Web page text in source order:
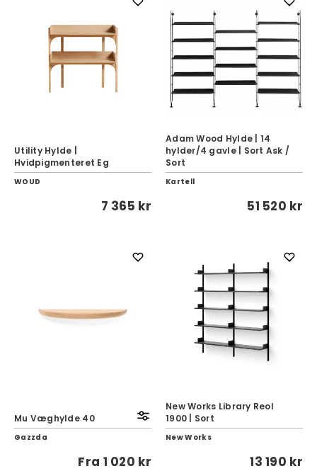
Utility Hylde |
Hvidpigmenteret Eg
WOUD
7 365 kr
Adam Wood Hylde | 14
hylder/4 gavle | Sort Ask /
Sort
Kartell
51 520 kr
Mu Væghylde 40
Gazzda
Fra 1 020 kr
New Works Library Reol
1900 | Sort
New Works
13 190 kr